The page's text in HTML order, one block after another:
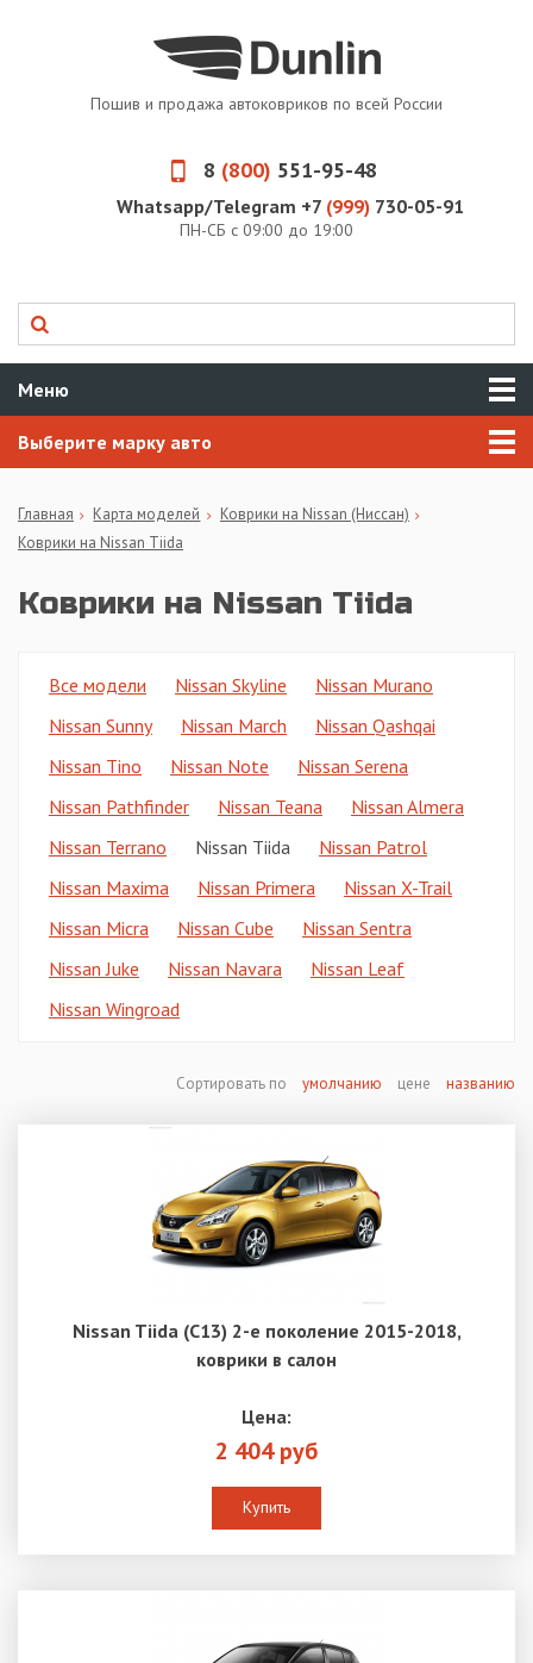
Пошив и продажа автоковриков по всей России
8 (800) 551-95-48
Whatsapp/Telegram +7 (999) 730-05-91
ПН-СБ с 09:00 до 19:00
Меню
Выберите марку авто
Главная Карта моделей
Коврики на Nissan (Ниссан)
Коврики на Nissan Tiida
Коврики на Nissan Tiida
Все модели Nissan Skyline
Nissan Murano
Nissan Sunny
Nissan March
Nissan Qashqai
Nissan Tino
Nissan Note
Nissan Serena
Nissan Pathfinder
Nissan Teana
Nissan Almera
Nissan Terrano
Nissan Tiida
Nissan Patrol
Nissan Maxima
Nissan Primera
Nissan X-Trail
Nissan Micra
Nissan Cube
Nissan Sentra
Nissan Juke
Nissan Navara
Nissan Leaf
Nissan Wingroad
Сортировать по умолчанию цене названию
Nissan Tiida (C13) 2-е поколение 2015-2018,
коврики в салон
Цена:
2 404 руб
Купить